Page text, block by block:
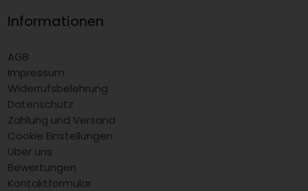
Informationen
AGB
Impressum
Widerrufsbelehrung
Datenschutz
Zahlung und Versand
Cookie Einstellungen
Über uns
Bewertungen
Kontaktformular